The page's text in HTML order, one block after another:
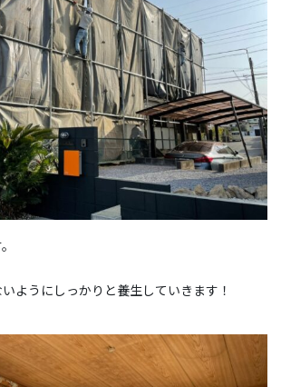
ようにしっかりと養生していきます！